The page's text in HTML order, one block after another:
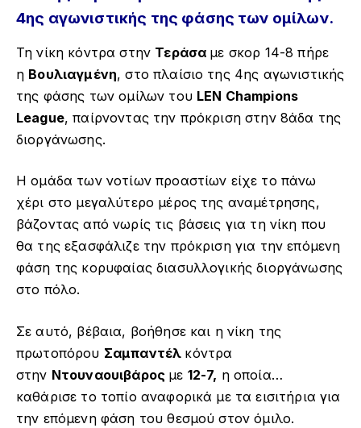
4ης αγωνιστικής της φάσης των ομίλων.
Τη νίκη κόντρα στην Τεράσα με σκορ 14-8 πήρε
η Βουλιαγμένη, στο πλαίσιο της 4ης αγωνιστικής
της φάσης των ομίλων του LEN Champions
League, παίρνοντας την πρόκριση στην 8άδα της
διοργάνωσης.
Η ομάδα των νοτίων προαστίων είχε το πάνω
χέρι στο μεγαλύτερο μέρος της αναμέτρησης,
βάζοντας από νωρίς τις βάσεις για τη νίκη που
θα της εξασφάλιζε την πρόκριση για την επόμενη
φάση της κορυφαίας διασυλλογικής διοργάνωσης
στο πόλο.
Σε αυτό, βέβαια, βοήθησε και η νίκη της
πρωτοπόρου Σαμπαντέλ κόντρα
στην Ντουναουιβάρος με 12-7, η οποία…
καθάρισε το τοπίο αναφορικά με τα εισιτήρια για
την επόμενη φάση του θεσμού στον όμιλο.